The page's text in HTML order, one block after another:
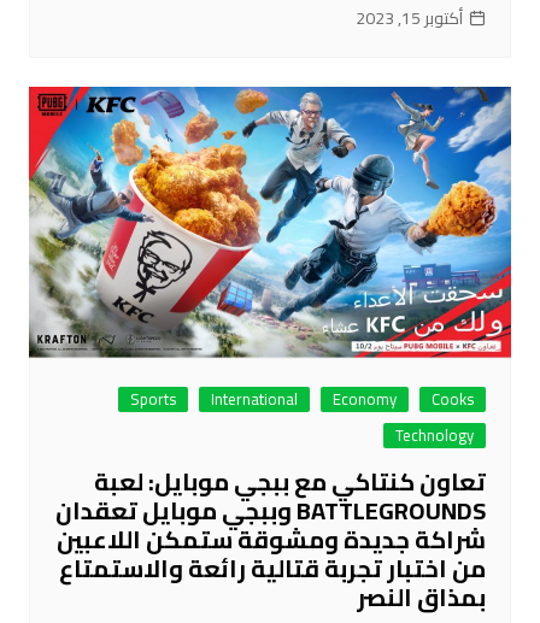
أكتوبر 15, 2023
Cooks
Economy
International
Sports
Technology
تعاون كنتاكي مع ببجي موبايل: لعبة
BATTLEGROUNDS وببجي موبايل تعقدان
شراكة جديدة ومشوقة ستمكن اللاعبين
من اختبار تجربة قتالية رائعة والاستمتاع
بمذاق النصر